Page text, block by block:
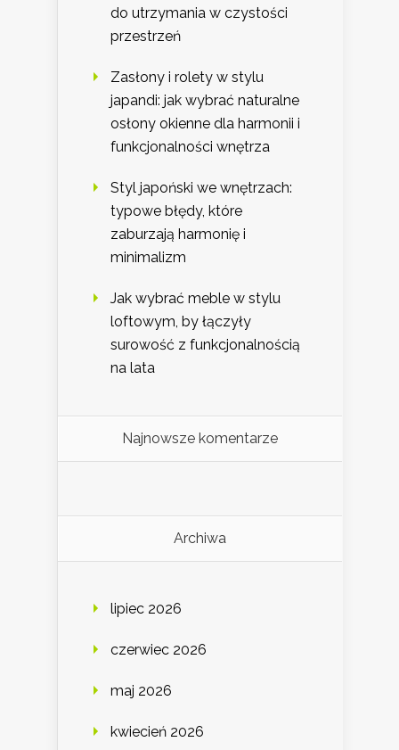
do utrzymania w czystości
przestrzeń
Zasłony i rolety w stylu
japandi: jak wybrać naturalne
osłony okienne dla harmonii i
funkcjonalności wnętrza
Styl japoński we wnętrzach:
typowe błędy, które
zaburzają harmonię i
minimalizm
Jak wybrać meble w stylu
loftowym, by łączyły
surowość z funkcjonalnością
na lata
Najnowsze komentarze
Archiwa
lipiec 2026
czerwiec 2026
maj 2026
kwiecień 2026